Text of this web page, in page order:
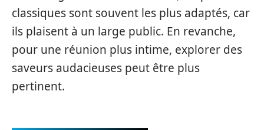
classiques sont souvent les plus adaptés, car
ils plaisent à un large public. En revanche,
pour une réunion plus intime, explorer des
saveurs audacieuses peut être plus
pertinent.